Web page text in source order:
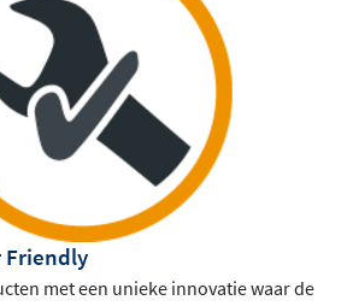
Friendly
met een unieke innovatie waar de